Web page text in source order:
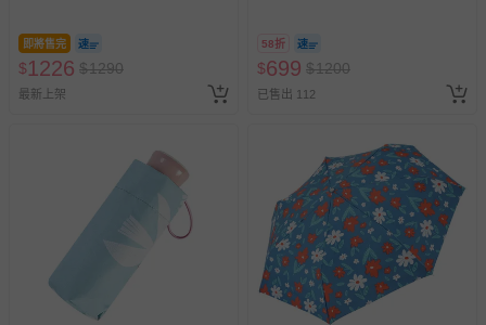
即將售完
$1226 $1290
最新上架
期作廢) (兒童票(2歲以上)贈一
名陪伴成人)
58折
$699 $1200
已售出 112